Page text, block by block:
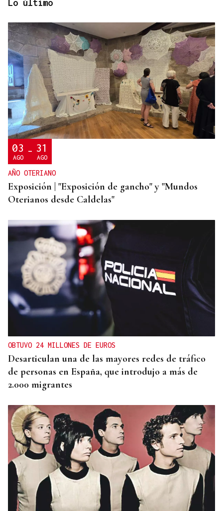
CAUSA DE ALERGIA GRAVE
Picaduras de avispas y abejas: cuándo una reacción
puede poner en riesgo tu vida
Lo último
03
AGO - 31
AGO
AÑO OTERIANO
Exposición | "Exposición de gancho" y "Mundos
Oterianos desde Caldelas"
OBTUVO 24 MILLONES DE EUROS
Desarticulan una de las mayores redes de tráfico
de personas en España, que introdujo a más de
2.000 migrantes